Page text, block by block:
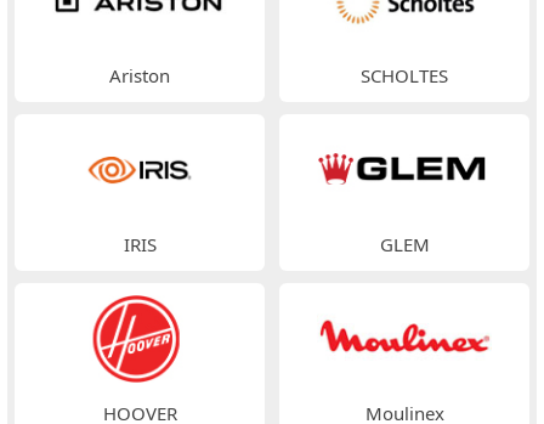
Ariston SCHOLTES
IRIS GLEM
HOOVER Moulinex